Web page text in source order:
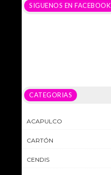
SIGUENOS EN FACEBOOK
CATEGORIAS
ACAPULCO
CARTÓN
CENDIS